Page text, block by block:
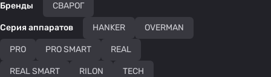
Бренды СВАРОГ
Серия аппаратов HANKER OVERMAN
PRO PRO SMART REAL
REAL SMART RILON TECH